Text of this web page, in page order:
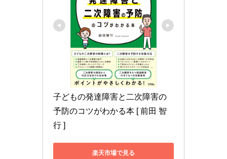
子どもの発達障害と二次障害の
予防のコツがわかる本 [ 前田 智
行 ]
楽天市場で見る